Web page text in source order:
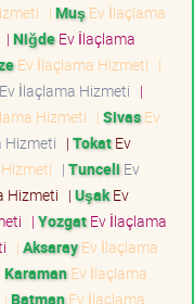
| Muş Ev İlaçlama
| NiğdeEv İlaçlama
Ev İlaçlama Hizmeti |
İlaçlama Hizmeti |
Hizmeti | SivasEv
Hizmeti | TokatEv
| Tunceli Ev
Hizmeti | UşakEv
| YozgatEv İlaçlama
| AksarayEv İlaçlama
KaramanEv İlaçlama
| BatmanEv İlaçlama